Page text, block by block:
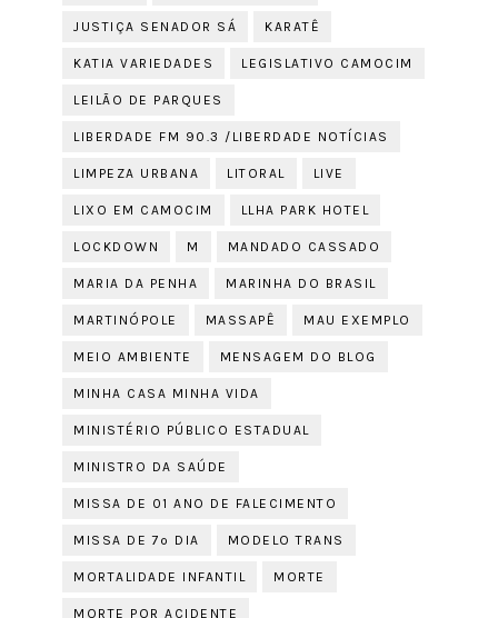
JUSTIÇA SENADOR SÁ KARATÊ
KATIA VARIEDADES LEGISLATIVO CAMOCIM
LEILÃO DE PARQUES
LIBERDADE FM 90.3 /LIBERDADE NOTÍCIAS
LIMPEZA URBANA LITORAL LIVE
LIXO EM CAMOCIM LLHA PARK HOTEL
LOCKDOWN M MANDADO CASSADO
MARIA DA PENHA MARINHA DO BRASIL
MARTINÓPOLE MASSAPÊ MAU EXEMPLO
MEIO AMBIENTE MENSAGEM DO BLOG
MINHA CASA MINHA VIDA
MINISTÉRIO PÚBLICO ESTADUAL
MINISTRO DA SAÚDE
MISSA DE 01 ANO DE FALECIMENTO
MISSA DE 7º DIA MODELO TRANS
MORTALIDADE INFANTIL MORTE
MORTE POR ACIDENTE